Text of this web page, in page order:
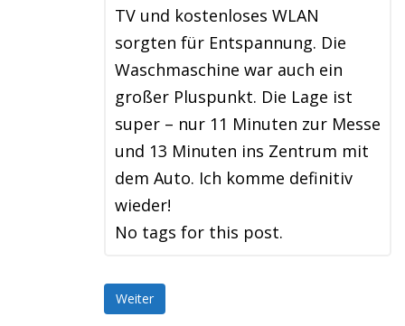
TV und kostenloses WLAN
sorgten für Entspannung. Die
Waschmaschine war auch ein
großer Pluspunkt. Die Lage ist
super – nur 11 Minuten zur Messe
und 13 Minuten ins Zentrum mit
dem Auto. Ich komme definitiv
wieder!
No tags for this post.
Weiter